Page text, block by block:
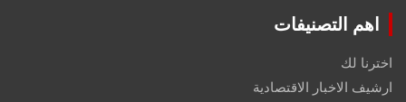
اهم التصنيفات
اخترنا لك
ارشيف الاخبار الاقتصادية